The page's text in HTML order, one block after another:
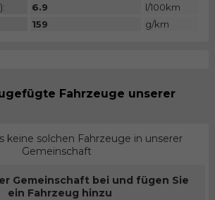
6.9
l/100km
159 g/km
Fahrzeuge unserer
keine solchen Fahrzeuge in unserer
Gemeinschaft
Gemeinschaft bei und fügen Sie
ein Fahrzeug hinzu